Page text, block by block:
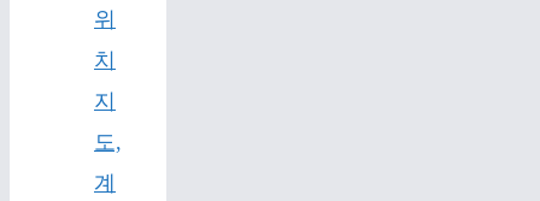
위
치
지
도,
계